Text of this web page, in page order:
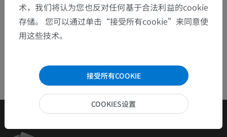
术，我们将认为您也反对任何基于合法利益的cookie
存储。 您可以通过单击“接受所有cookie”来同意使
用这些技术。
接受所有COOKIE
COOKIES设置